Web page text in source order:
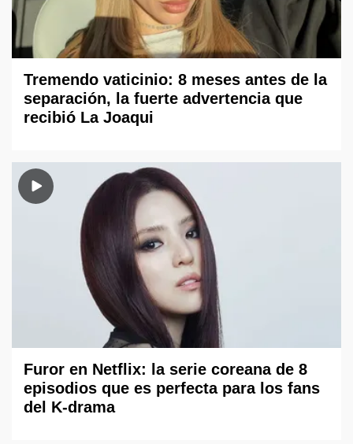
Tremendo vaticinio: 8 meses antes de la
separación, la fuerte advertencia que
recibió La Joaqui
Furor en Netflix: la serie coreana de 8
episodios que es perfecta para los fans
del K-drama